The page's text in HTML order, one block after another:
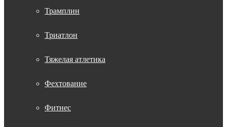
Трамплин
Триатлон
Тяжелая атлетика
Фехтование
Фитнес